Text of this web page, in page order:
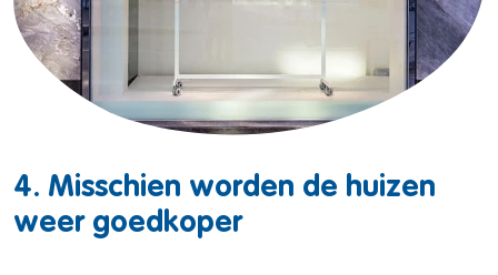
4. Misschien worden de huizen
weer goedkoper